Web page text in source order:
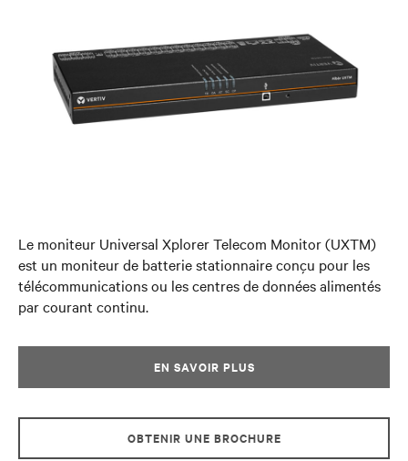
Le moniteur Universal Xplorer Telecom Monitor (UXTM)
est un moniteur de batterie stationnaire conçu pour les
télécommunications ou les centres de données alimentés
par courant continu.
EN SAVOIR PLUS
OBTENIR UNE BROCHURE